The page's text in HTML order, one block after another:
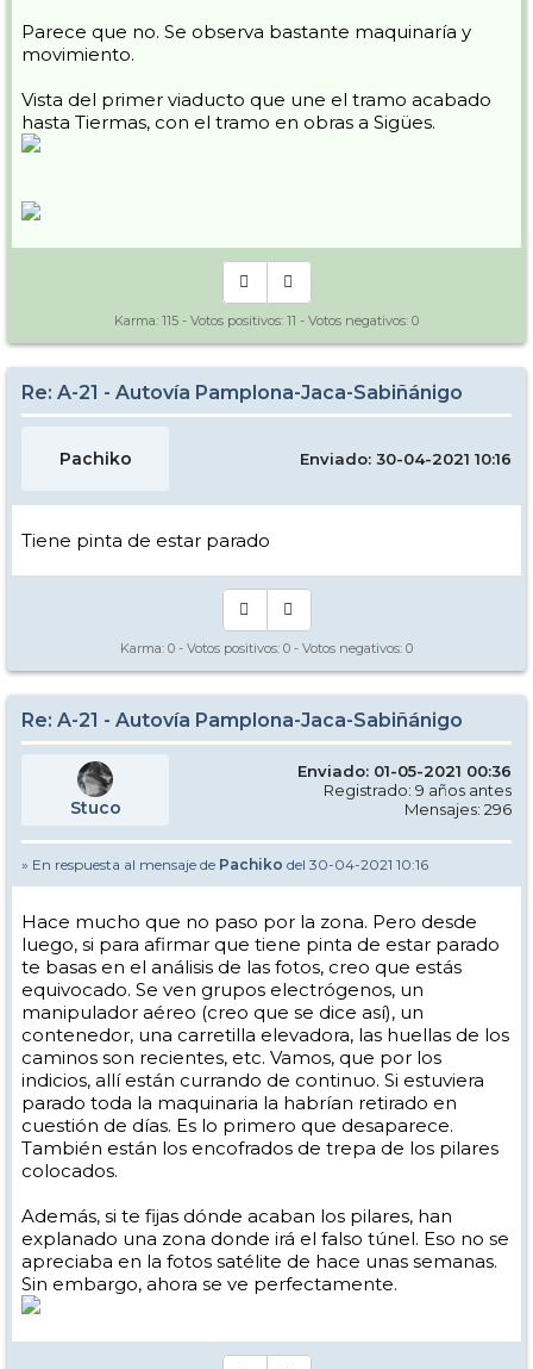
Parece que no. Se observa bastante maquinaría y
movimiento.
Vista del primer viaducto que une el tramo acabado
hasta Tiermas, con el tramo en obras a Sigües.
Karma: 115 - Votos positivos: 11 - Votos negativos: 0
Re: A-21 - Autovía Pamplona-Jaca-Sabiñánigo
Pachiko Enviado: 30-04-2021 10:16
Tiene pinta de estar parado
Karma: 0 - Votos positivos: 0 - Votos negativos: 0
Re: A-21 - Autovía Pamplona-Jaca-Sabiñánigo
Stuco
Enviado: 01-05-2021 00:36
Registrado: 9 años antes
Mensajes: 296
» En respuesta al mensaje de Pachiko del 30-04-2021 10:16
Hace mucho que no paso por la zona. Pero desde
luego, si para afirmar que tiene pinta de estar parado
te basas en el análisis de las fotos, creo que estás
equivocado. Se ven grupos electrógenos, un
manipulador aéreo (creo que se dice así), un
contenedor, una carretilla elevadora, las huellas de los
caminos son recientes, etc. Vamos, que por los
indicios, allí están currando de continuo. Si estuviera
parado toda la maquinaria la habrían retirado en
cuestión de días. Es lo primero que desaparece.
También están los encofrados de trepa de los pilares
colocados.
Además, si te fijas dónde acaban los pilares, han
explanado una zona donde irá el falso túnel. Eso no se
apreciaba en la fotos satélite de hace unas semanas.
Sin embargo, ahora se ve perfectamente.